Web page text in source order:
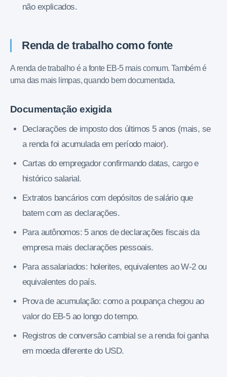
não explicados.
Renda de trabalho como fonte
A renda de trabalho é a fonte EB-5 mais comum. Também é
uma das mais limpas, quando bem documentada.
Documentação exigida
Declarações de imposto dos últimos 5 anos (mais, se
a renda foi acumulada em período maior).
Cartas do empregador confirmando datas, cargo e
histórico salarial.
Extratos bancários com depósitos de salário que
batem com as declarações.
Para autônomos: 5 anos de declarações fiscais da
empresa mais declarações pessoais.
Para assalariados: holerites, equivalentes ao W-2 ou
equivalentes do país.
Prova de acumulação: como a poupança chegou ao
valor do EB-5 ao longo do tempo.
Registros de conversão cambial se a renda foi ganha
em moeda diferente do USD.